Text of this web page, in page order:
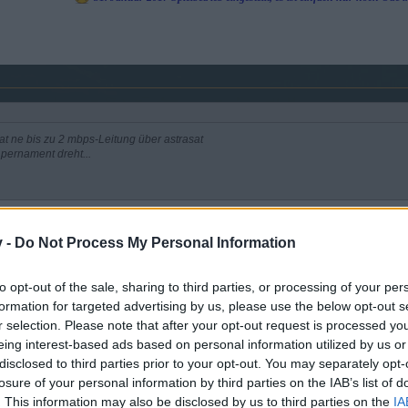
- Do Not Process My Personal Information
opt-out of the sale, sharing to third parties, or processing of your
for targeted advertising by us, please use the below opt-out
selection. Please note that after your opt-out request is processed
interest-based ads based on personal information utilized by us
to third parties prior to your opt-out. You may separately
of your personal information by third parties on the IAB’s list of
This information may also be disclosed by us to third parties on the
ne bis zu 2 mbps-Leitung über astrasat
dreht...
Spiel
noch mehr machen als ( online ) Online-Spiele zu spielen und
6 Jahre alt, schon zu alt wird deshalb ersetzt, baldigst,
16 jähriger nicht mal eben so viel Geld hat, bist aber zu Weilen